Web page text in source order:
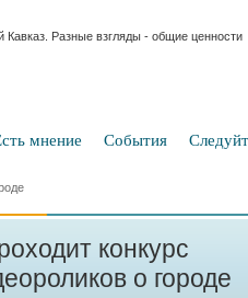
мнение События
конкурс
о городе